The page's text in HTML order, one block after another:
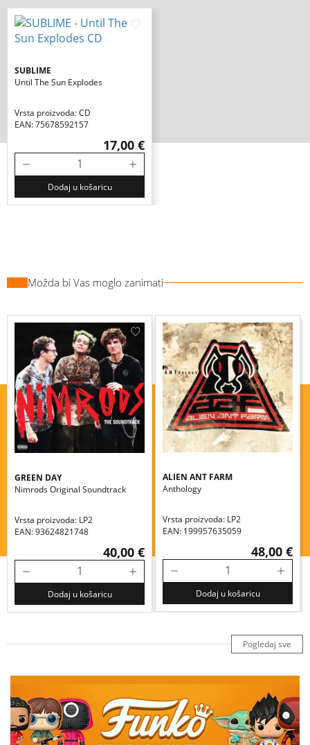
SUBLIME
Until The Sun Explodes
Vrsta proizvoda: CD
EAN: 75678592157
17,00 €
Dodaj u košaricu
Možda bi Vas moglo zanimati
GREEN DAY
Nimrods Original Soundtrack
Vrsta proizvoda: LP2
EAN: 93624821748
40,00 €
Dodaj u košaricu
ALIEN ANT FARM
Anthology
Vrsta proizvoda: LP2
EAN: 199957635059
48,00 €
Dodaj u košaricu
Pogledaj sve